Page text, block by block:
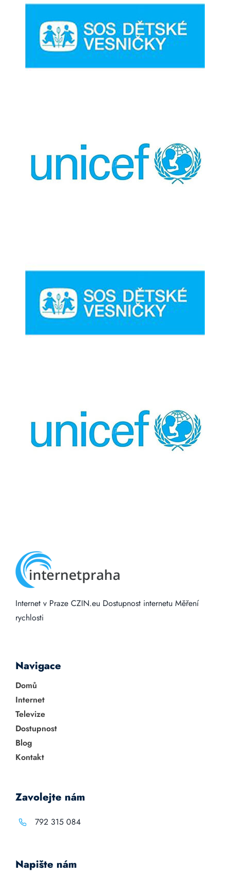
Internet v Praze CZIN.eu Dostupnost internetu Měření
rychlosti
Navigace
Domů
Internet
Televize
Dostupnost
Blog
Kontakt
Zavolejte nám
792 315 084
Napište nám